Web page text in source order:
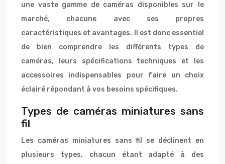
une vaste gamme de caméras disponibles sur le
marché, chacune avec ses propres
caractéristiques et avantages. Il est donc essentiel
de bien comprendre les différents types de
caméras, leurs spécifications techniques et les
accessoires indispensables pour faire un choix
éclairé répondant à vos besoins spécifiques.
Types de caméras miniatures sans
fil
Les caméras miniatures sans fil se déclinent en
plusieurs types, chacun étant adapté à des